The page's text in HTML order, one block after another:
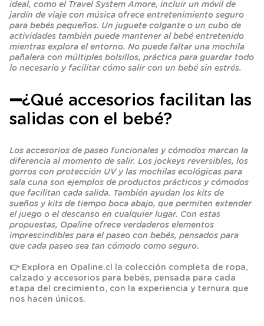
ideal, como el Travel System Amore, incluir un móvil de
jardín de viaje con música ofrece entretenimiento seguro
para bebés pequeños. Un juguete colgante o un cubo de
actividades también puede mantener al bebé entretenido
mientras explora el entorno. No puede faltar una mochila
pañalera con múltiples bolsillos, práctica para guardar todo
lo necesario y facilitar cómo salir con un bebé sin estrés.
➖¿Qué accesorios facilitan las
salidas con el bebé?
Los accesorios de paseo funcionales y cómodos marcan la
diferencia al momento de salir. Los jockeys reversibles, los
gorros con protección UV y las mochilas ecológicas para
sala cuna son ejemplos de productos prácticos y cómodos
que facilitan cada salida. También ayudan los kits de
sueños y kits de tiempo boca abajo, que permiten extender
el juego o el descanso en cualquier lugar. Con estas
propuestas, Opaline ofrece verdaderos elementos
imprescindibles para el paseo con bebés, pensados para
que cada paseo sea tan cómodo como seguro.
👉 Explora en Opaline.cl la colección completa de ropa,
calzado y accesorios para bebés, pensada para cada
etapa del crecimiento, con la experiencia y ternura que
nos hacen únicos.